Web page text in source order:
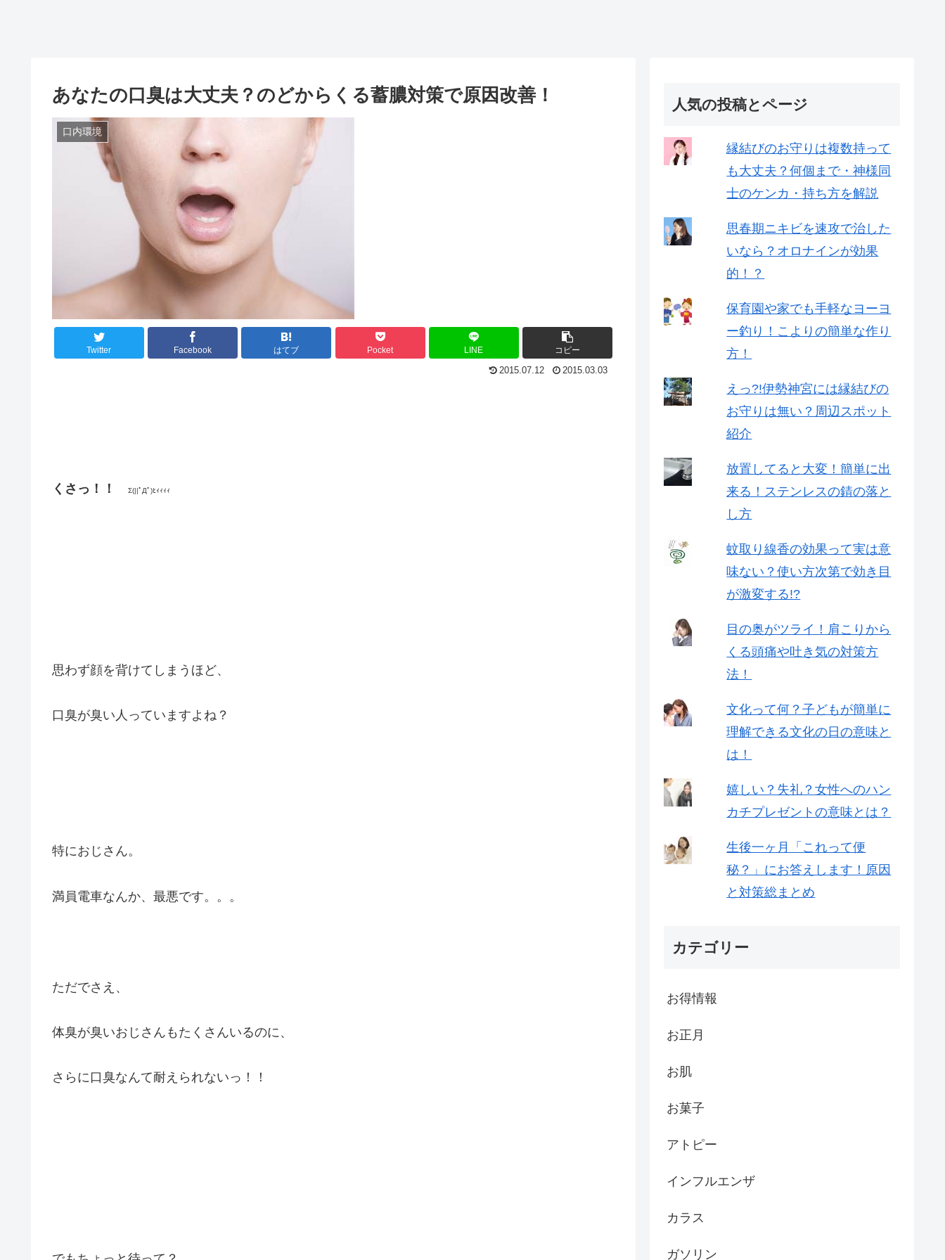
あなたの口臭は大丈夫？のどからくる蓄膿対策で原因改善！
口内環境
Twitter Facebook はてブ Pocket LINE コピー
2015.07.12 2015.03.03
くさっ！！ Σ(||ﾟДﾟ)ﾋｨｨｨｨ
思わず顔を背けてしまうほど、
口臭が臭い人っていますよね？
特におじさん。
満員電車なんか、最悪です。。。
ただでさえ、
体臭が臭いおじさんもたくさんいるのに、
さらに口臭なんて耐えられないっ！！
人気の投稿とページ
縁結びのお守りは複数持って
も大丈夫？何個まで・神様同
士のケンカ・持ち方を解説
思春期ニキビを速攻で治した
いなら？オロナインが効果
的！？
保育園や家でも手軽なヨーヨ
ー釣り！こよりの簡単な作り
方！
えっ?!伊勢神宮には縁結びの
お守りは無い？周辺スポット
紹介
放置してると大変！簡単に出
来る！ステンレスの錆の落と
し方
蚊取り線香の効果って実は意
味ない？使い方次第で効き目
が激変する!?
目の奥がツライ！肩こりから
くる頭痛や吐き気の対策方
法！
文化って何？子どもが簡単に
理解できる文化の日の意味と
は！
嬉しい？失礼？女性へのハン
カチプレゼントの意味とは？
生後一ヶ月「これって便
秘？」にお答えします！原因
と対策総まとめ
カテゴリー
お得情報
お正月
お肌
お菓子
アトピー
インフルエンザ
カラス
ガソリン